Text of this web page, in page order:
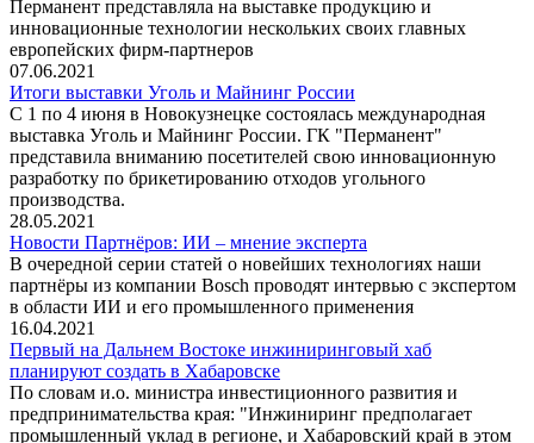
Перманент представляла на выставке продукцию и
инновационные технологии нескольких своих главных
европейских фирм-партнеров
07.06.2021
Итоги выставки Уголь и Майнинг России
С 1 по 4 июня в Новокузнецке состоялась международная
выставка Уголь и Майнинг России. ГК "Перманент"
представила вниманию посетителей свою инновационную
разработку по брикетированию отходов угольного
производства.
28.05.2021
Новости Партнёров: ИИ – мнение эксперта
В очередной серии статей о новейших технологиях наши
партнёры из компании Bosch проводят интервью с экспертом
в области ИИ и его промышленного применения
16.04.2021
Первый на Дальнем Востоке инжиниринговый хаб
планируют создать в Хабаровске
По словам и.о. министра инвестиционного развития и
предпринимательства края: "Инжиниринг предполагает
промышленный уклад в регионе, и Хабаровский край в этом